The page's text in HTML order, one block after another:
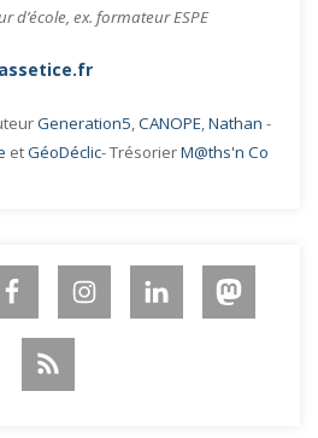
d’école, ex. formateur ESPE
Generation5,CANOPE,Nathan -
etGéoDéclic- TrésorierM@ths'n Co